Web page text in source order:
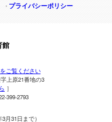
プライバシーポリシー
館
ご覧ください
上原21番地の3
］
399-2793
月31日まで）